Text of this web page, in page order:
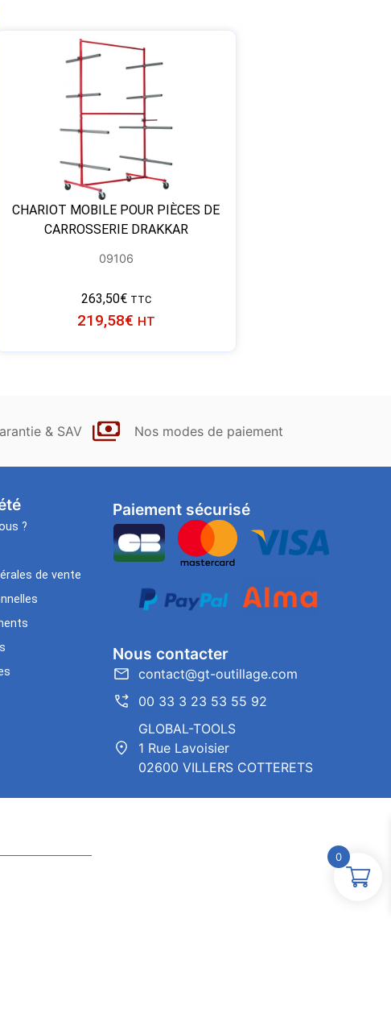
CHARIOT MOBILE POUR PIÈCES DE
CARROSSERIE DRAKKAR
09106
263,50€ TTC
219,58€ HT
& SAV Nos modes de paiement
?
de vente
Paiement sécurisé
Nous contacter
contact@gt-outillage.com
00 33 3 23 53 55 92
GLOBAL-TOOLS
1 Rue Lavoisier
02600 VILLERS COTTERETS
0